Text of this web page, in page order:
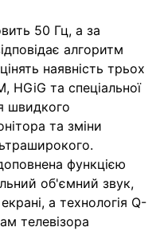
50 Гц, а за
алгоритм
наявність трьох
HGiG та спеціальної
швидкого
та зміни
функцією
об'ємний звук,
а технологія Q-
телевізора